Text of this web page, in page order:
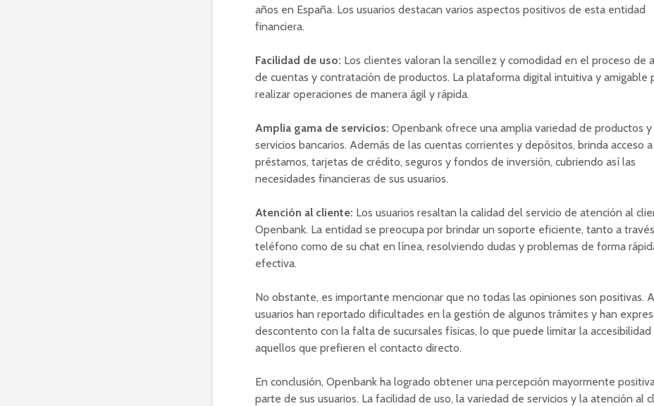
años en España. Los usuarios destacan varios aspectos positivos de esta entidad
financiera.
Facilidad de uso: Los clientes valoran la sencillez y comodidad en el proceso de
de cuentas y contratación de productos. La plataforma digital intuitiva y amigable
realizar operaciones de manera ágil y rápida.
Amplia gama de servicios: Openbank ofrece una amplia variedad de productos y
servicios bancarios. Además de las cuentas corrientes y depósitos, brinda acceso a
préstamos, tarjetas de crédito, seguros y fondos de inversión, cubriendo así las
necesidades financieras de sus usuarios.
Atención al cliente: Los usuarios resaltan la calidad del servicio de atención al
Openbank. La entidad se preocupa por brindar un soporte eficiente, tanto a
teléfono como de su chat en línea, resolviendo dudas y problemas de forma
efectiva.
No obstante, es importante mencionar que no todas las opiniones son positivas.
usuarios han reportado dificultades en la gestión de algunos trámites y han
descontento con la falta de sucursales físicas, lo que puede limitar la accesibilidad
aquellos que prefieren el contacto directo.
En conclusión, Openbank ha logrado obtener una percepción mayormente
parte de sus usuarios. La facilidad de uso, la variedad de servicios y la atención al